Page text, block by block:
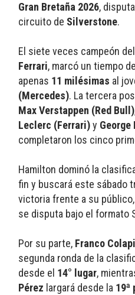
Gran Bretaña 2026,
circuito de Silverstone.
Ferrari, marcó un tiempo de
apenas 11 milésimas al
(Mercedes)
Max Verstappen (Red Bull)
Leclerc (Ferrari) y
completaron los cinco
Hamilton dominó la
fin y buscará este sábado
victoria frente a su
se disputa bajo el formato
Por su parte, Franco
segunda ronda de la
desde el 14° lugar,
Pérez largará desde la 19ª